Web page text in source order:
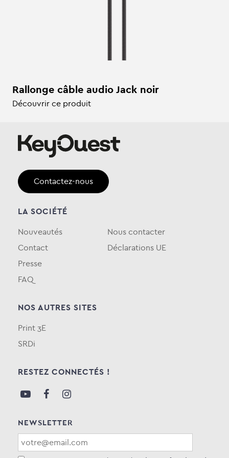
Rallonge câble audio Jack noir
Découvrir ce produit
Contactez-nous
LA SOCIÉTÉ
Nouveautés
Contact
Presse
FAQ
Nous contacter
Déclarations UE
NOS AUTRES SITES
Print 3E
SRDi
RESTEZ CONNECTÉS !
NEWSLETTER